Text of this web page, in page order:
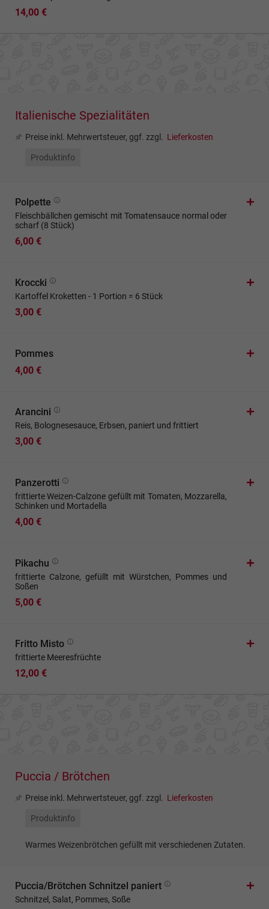
14,00 €
Italienische Spezialitäten
Preise inkl. Mehrwertsteuer, ggf. zzgl. Lieferkosten
Produktinfo
Polpette
Fleischbällchen gemischt mit Tomatensauce normal oder
scharf (8 Stück)
6,00 €
Kroccki
Kartoffel Kroketten - 1 Portion = 6 Stück
3,00 €
Pommes
4,00 €
Arancini
Reis, Bolognesesauce, Erbsen, paniert und frittiert
3,00 €
Panzerotti
frittierte Weizen-Calzone gefüllt mit Tomaten, Mozzarella,
Schinken und Mortadella
4,00 €
Pikachu
frittierte Calzone, gefüllt mit Würstchen, Pommes und
Soßen
5,00 €
Fritto Misto
frittierte Meeresfrüchte
12,00 €
Puccia / Brötchen
Preise inkl. Mehrwertsteuer, ggf. zzgl. Lieferkosten
Produktinfo
Warmes Weizenbrötchen gefüllt mit verschiedenen Zutaten.
Puccia/Brötchen Schnitzel paniert
Schnitzel, Salat, Pommes, Soße